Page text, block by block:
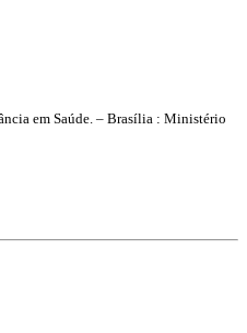
em Saúde. – Brasília : Ministério